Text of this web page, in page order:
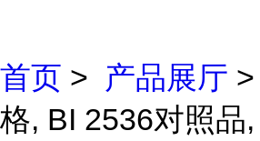
首页 > 产品展厅
格, BI 2536对照品,